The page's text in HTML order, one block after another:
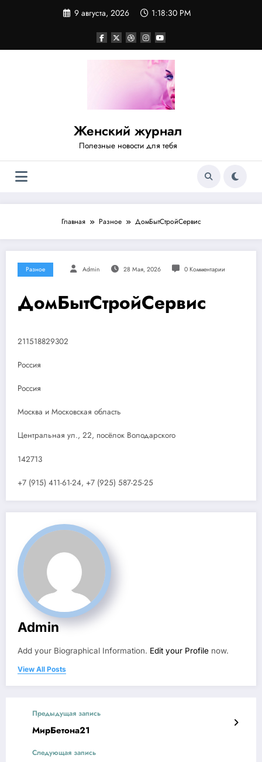
9 августа, 2026 1:18:30 PM
Женский журнал
Полезные новости для тебя
Главная Разное ДомБытСтройСервис
Разное Admin 28 Мая, 2026 0 Комментарии
ДомБытСтройСервис
211518829302
Россия
Россия
Москва и Московская область
Центральная ул., 22, посёлок Володарского
142713
+7 (915) 411-61-24, +7 (925) 587-25-25
Admin
Add your Biographical Information. Edit your Profile now.
View All Posts
Предыдущая запись
МирБетона21
Следующая запись